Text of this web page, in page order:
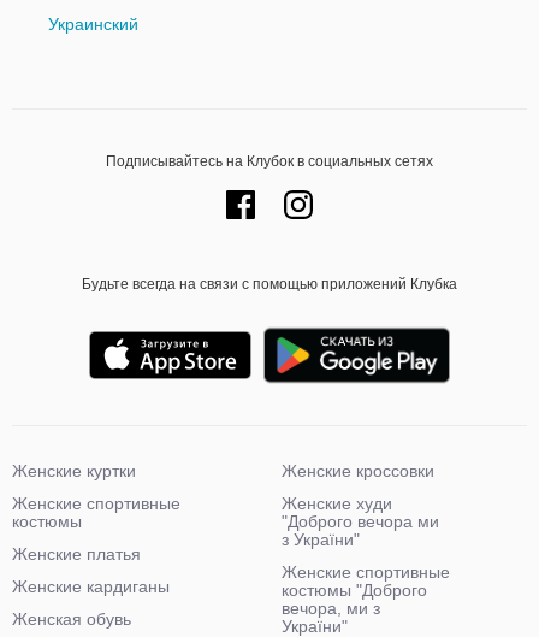
Украинский
Подписывайтесь на Клубок в социальных сетях
Будьте всегда на связи с помощью приложений Клубка
Женские куртки
Женские спортивные
костюмы
Женские платья
Женские кардиганы
Женская обувь
Женские кроссовки
Женские худи
"Доброго вечора ми
з України"
Женские спортивные
костюмы "Доброго
вечора, ми з
України"